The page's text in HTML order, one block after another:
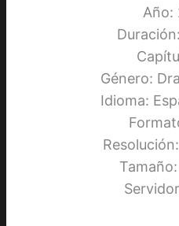
Año:
Género:
Idioma: